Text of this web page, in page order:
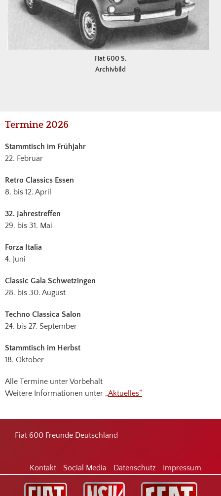
Fiat 600 S.
Archivbild
Haupt-
Sidebar
Termine 2026
Stammtisch im Frühjahr
22. Februar
Retro Classics Essen
8. bis 12. April
32. Jahrestreffen
29. bis 31. Mai
Forza Italia
4. Juni
Classic Gala Schwetzingen
28. bis 30. August
Techno Classica Salon
24. bis 27. September
Stammtisch im Herbst
18. Oktober
Alle Termine unter Vorbehalt
Weitere Informationen unter „Aktuelles“
Footer
Fiat 600 Freunde Deutschland
Kontakt Social Media Datenschutz Impressum